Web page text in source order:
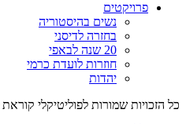
פרויקטים
נשים בהיסטוריה
בחזרה לדיסני
20 שנה לבאפי
חוזרות לועדת כרמי
יהדות
כל הזכויות שמורות לפוליטיקלי קוראת @